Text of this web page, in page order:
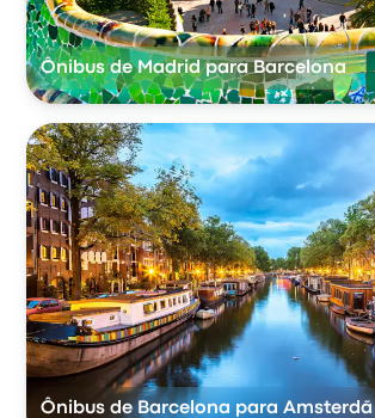
Ônibus de Madrid para Barcelona
Ônibus de Barcelona para Amsterdã